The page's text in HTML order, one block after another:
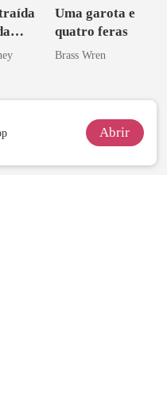
Uma garota e
quatro feras
Brass Wren
Abrir